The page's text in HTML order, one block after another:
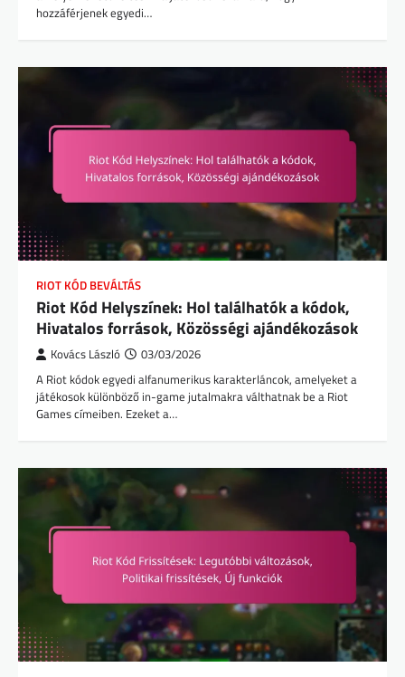
hozzáférjenek egyedi…
RIOT KÓD BEVÁLTÁS
Riot Kód Helyszínek: Hol találhatók a kódok,
Hivatalos források, Közösségi ajándékozások
Kovács László 03/03/2026
A Riot kódok egyedi alfanumerikus karakterláncok, amelyeket a
játékosok különböző in-game jutalmakra válthatnak be a Riot
Games címeiben. Ezeket a…